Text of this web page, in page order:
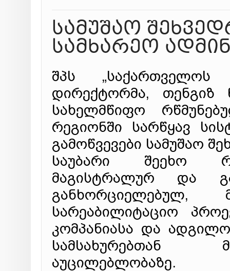
სამუშაო
სამხარეო
შპს „საქართველოს
დირექტორმა, თენგიზ
სახელმწიფო
რეგიონში სარწყავ
გამოწვევები სამუშაო
საუბარი შეეხო
მაგისტრალურ და
სარეაბილიტაციო
კომპანიასა და
სამსახურებთან
აუცილებლობაზე.